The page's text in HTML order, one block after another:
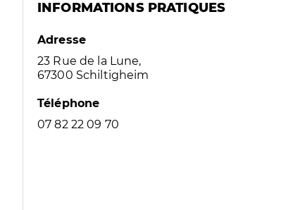
INFORMATIONS PRATIQUES
Adresse
23 Rue de la Lune,
67300 Schiltigheim
Téléphone
07 82 22 09 70